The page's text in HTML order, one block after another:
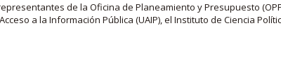
de la Oficina de Planeamiento y Presupuesto
a la Información Pública (UAIP), el Instituto de Ciencia